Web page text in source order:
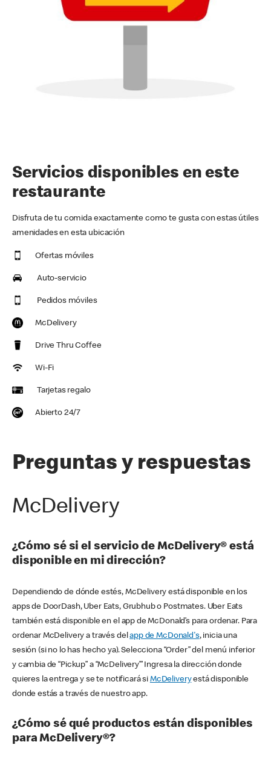
Servicios disponibles en este
restaurante
Disfruta de tu comida exactamente como te gusta con estas útiles
amenidades en esta ubicación
Ofertas móviles
Auto-servicio
Pedidos móviles
McDelivery
Drive Thru Coffee
Wi-Fi
Tarjetas regalo
Abierto 24/7
Preguntas y respuestas
McDelivery
¿Cómo sé si el servicio de McDelivery® está
disponible en mi dirección?
Dependiendo de dónde estés, McDelivery está disponible en los
apps de DoorDash, Uber Eats, Grubhub o Postmates. Uber Eats
también está disponible en el app de McDonald’s para ordenar. Para
ordenar McDelivery a través delapp de McDonald's, inicia una
sesión (si no lo has hecho ya). Selecciona “Order” del menú inferior
y cambia de “Pickup” a “McDelivery’” Ingresa la dirección donde
quieres la entrega y se te notificará si McDeliveryestá disponible
donde estás a través de nuestro app.
¿Cómo sé qué productos están disponibles
para McDelivery®?